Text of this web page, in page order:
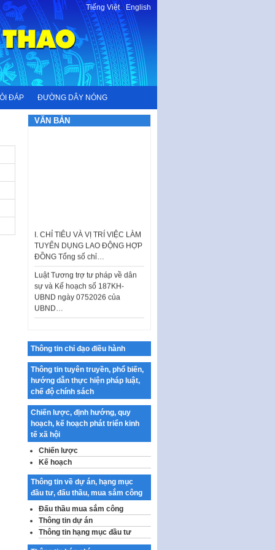
Tiếng Việt-English
ĐÁP ĐƯỜNG DÂY NÓNG
VĂN BẢN
TUYỂN DỤNG LAO ĐỘNG HỢP
ĐỒNG Tổng số chỉ…
Luật Tương trợ tư pháp về dân
sự và Kế hoạch số 187KH-
UBND ngày 0752026 của
UBND…
Ban hành Danh mục vị trí khai
Kế hoạch Tổ chức Cuộc thi
chính luận về bảo vệ nền tảng tư
tưởng của Đảng…
Công bố công khai dự toán kinh
phí xây dựng pháp luật, hoàn
thiện thể chế, chính…
Quy định về nghiên cứu, ứng
dụng khoa học, công nghệ, đổi
mới sáng tạo và chuyển…
Quy định chi tiết và hướng dẫn
thi hành một số điều của Luật Lý
lịch tư…
Sửa đổi, bổ sung một số nội
dung tại Nghị quyết số 30/NQ-
CP ngày 24 tháng 02…
Thông tin chỉ đạo điều hành
Thông tin tuyên truyền, phổ biến,
hướng dẫn thực hiện pháp luật,
chế độ chính sách
Chiến lược, định hướng, quy
hoạch, kế hoạch phát triển kinh
tế xã hội
Chiến lược
Kế hoạch
Thông tin về dự án, hạng mục
đầu tư, đấu thầu, mua sắm công
Đấu thầu mua sắm công
Thông tin dự án
Thông tin hạng mục đầu tư